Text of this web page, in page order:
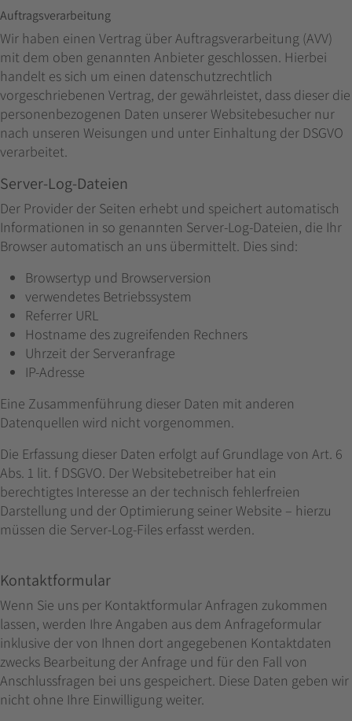
Auftragsverarbeitung
Wir haben einen Vertrag über Auftragsverarbeitung (AVV)
mit dem oben genannten Anbieter geschlossen. Hierbei
handelt es sich um einen datenschutzrechtlich
vorgeschriebenen Vertrag, der gewährleistet, dass dieser die
personenbezogenen Daten unserer Websitebesucher nur
nach unseren Weisungen und unter Einhaltung der DSGVO
verarbeitet.
Server-Log-Dateien
Der Provider der Seiten erhebt und speichert automatisch
Informationen in so genannten Server-Log-Dateien, die Ihr
Browser automatisch an uns übermittelt. Dies sind:
Browsertyp und Browserversion
verwendetes Betriebssystem
Referrer URL
Hostname des zugreifenden Rechners
Uhrzeit der Serveranfrage
IP-Adresse
Eine Zusammenführung dieser Daten mit anderen
Datenquellen wird nicht vorgenommen.
Die Erfassung dieser Daten erfolgt auf Grundlage von Art. 6
Abs. 1 lit. f DSGVO. Der Websitebetreiber hat ein
berechtigtes Interesse an der technisch fehlerfreien
Darstellung und der Optimierung seiner Website – hierzu
müssen die Server-Log-Files erfasst werden.
Kontaktformular
Wenn Sie uns per Kontaktformular Anfragen zukommen
lassen, werden Ihre Angaben aus dem Anfrageformular
inklusive der von Ihnen dort angegebenen Kontaktdaten
zwecks Bearbeitung der Anfrage und für den Fall von
Anschlussfragen bei uns gespeichert. Diese Daten geben wir
nicht ohne Ihre Einwilligung weiter.